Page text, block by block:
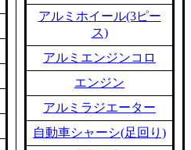
アルミホイール(3ピー
ス)
アルミエンジンコロ
エンジン
アルミラジエーター
自動車シャーシ(足回り)